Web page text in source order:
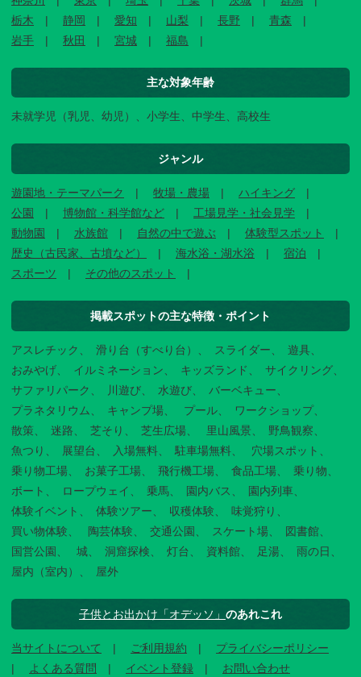
栃木
静岡 愛知 山梨 長野
青森
岩手
秋田 宮城 福島
主な対象年齢
未就学児（乳児、幼児）、小学生、中学生、高校生
ジャンル
遊園地・テーマパーク 牧場・農場
ハイキング
公園
博物館・科学館など
工場見学・社会見学
動物園
水族館 自然の中で遊ぶ
体験型スポット
歴史（古民家、古墳など）
海水浴・湖水浴
宿泊
スポーツ
その他のスポット
掲載スポットの主な特徴・ポイント
アスレチック 滑り台（すべり台） スライダー
遊具
おみやげ
イルミネーション キッズランド
サイクリング
サファリパーク
川遊び 水遊び
バーベキュー
プラネタリウム
キャンプ場 プール
ワークショップ
散策
迷路 芝そり 芝生広場 里山風景
野鳥観察
魚つり
展望台 入場無料 駐車場無料
穴場スポット
乗り物工場
お菓子工場 飛行機工場 食品工場
乗り物
ボート
ロープウェイ 乗馬 園内バス
園内列車
体験イベント
体験ツアー 収穫体験
味覚狩り
買い物体験
陶芸体験 交通公園 スケート場
図書館
国営公園
城 洞窟探検 灯台 資料館 足湯
雨の日
屋内（室内）
屋外
子供とお出かけ「オデッソ」 のあれこれ
当サイトについて ご利用規約
プライバシーポリシー
よくある質問
イベント登録 お問い合わせ